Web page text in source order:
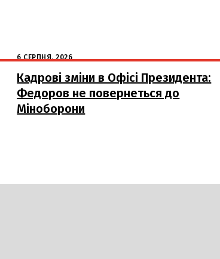
6 СЕРПНЯ, 2026
Кадрові зміни в Офісі Президента:
Федоров не повернеться до
Міноборони